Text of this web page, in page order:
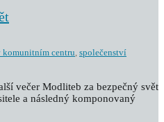
komunitním centru, společenství
večer Modliteb za bezpečný svět
a následný komponovaný